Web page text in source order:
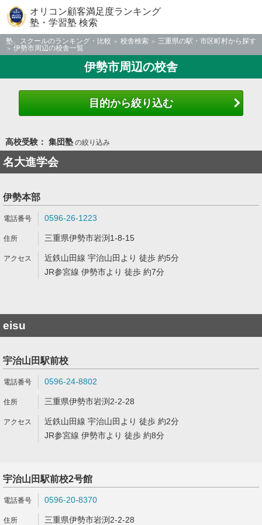
オリコン顧客満足度ランキング
塾・学習塾 検索
塾、スクールのランキング・比較 校舎検索
三重県の駅・市区町村から探す
伊勢市周辺の校舎一覧
伊勢市周辺の校舎
目的から絞り込む
高校受験： 集団塾の絞り込み
名大進学会
伊勢本部
0596-26-1223
三重県伊勢市岩渕1-8-15
近鉄山田線 宇治山田より 徒歩 約5分
JR参宮線 伊勢市より 徒歩 約7分
eisu
宇治山田駅前校
0596-24-8802
三重県伊勢市岩渕2-2-28
近鉄山田線 宇治山田より 徒歩 約2分
JR参宮線 伊勢市より 徒歩 約8分
宇治山田駅前校2号館
0596-20-8370
三重県伊勢市岩渕2-2-28